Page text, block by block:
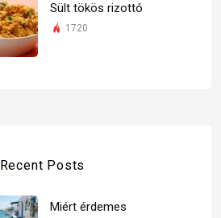
Sült tökös rizottó
1720
Recent Posts
Miért érdemes